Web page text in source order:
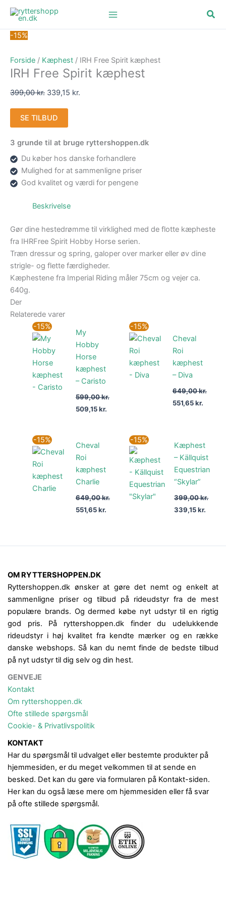
indholdet
Søg
-15%
Forside / Kæphest / IRH Free Spirit kæphest
IRH Free Spirit kæphest
399,00kr.
oprindelige
pris
339,15 kr.
pris
SE TILBUD
3 grunde til at bruge ryttershoppen.dk
Du køber hos danske forhandlere
Mulighed for at sammenligne priser
God kvalitet og værdi for pengene
Beskrivelse
Gør dine hestedrømme til virklighed med de flotte kæpheste
fra IHRFree Spirit Hobby Horse serien.
Træn dressur og spring, galoper over marker eller øv dine
strigle- og flette færdigheder.
Kæphestene fra Imperial Riding måler 75cm og vejer ca.
640g.
Der
Relaterede varer
-15%
My
Hobby
Horse
kæphest
– Caristo
599,00kr.
oprindelige
pris
var:
599,00 kr..
509,15kr.
aktuelle
509,15 kr..
-15%
Cheval
Roi
kæphest
– Diva
649,00kr.
pris
var:
649,00 kr..
551,65kr.
-15%
Cheval
Roi
kæphest
Charlie
649,00kr.
oprindelige
pris
var:
649,00 kr..
551,65kr.
aktuelle
551,65 kr..
-15%
Kæphest
– Källquist
Equestrian
“Skylar”
399,00kr.
oprindelige
pris
var:
399,00 kr..
339,15kr.
pris
er:
OM RYTTERSHOPPEN.DK
Ryttershoppen.dk ønsker at gøre det nemt og enkelt at
sammenligne priser og tilbud på rideudstyr fra de mest
populære brands. Og dermed købe nyt udstyr til en rigtig
god pris. På ryttershoppen.dk finder du udelukkende
rideudstyr i høj kvalitet fra kendte mærker og en række
danske webshops. Så kan du nemt finde de bedste tilbud
på nyt udstyr til dig selv og din hest.
GENVEJE
Kontakt
Om ryttershoppen.dk
Ofte stillede spørgsmål
Cookie- & Privatlivspolitik
KONTAKT
Har du spørgsmål til udvalget eller bestemte produkter på
hjemmesiden, er du meget velkommen til at sende en
besked. Det kan du gøre via formularen på Kontakt-siden.
Her kan du også læse mere om hjemmesiden eller få svar
på ofte stillede spørgsmål.